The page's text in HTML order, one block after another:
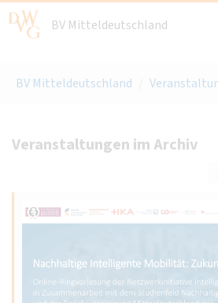
BV Mitteldeutschland
BV Mitteldeutschland
Veranstaltungen im Archiv